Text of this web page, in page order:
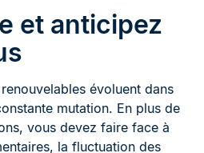
et anticipez
évoluent dans
mutation. En plus de
vous devez faire face à
la fluctuation des